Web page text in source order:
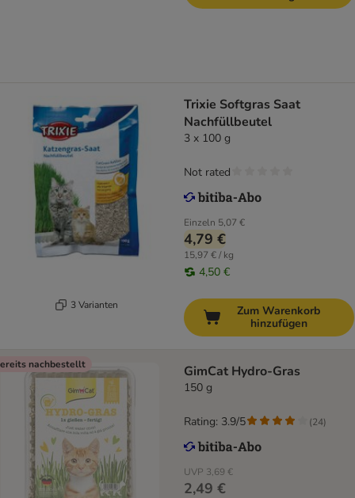
3 Varianten
Trixie Softgras Saat
Nachfüllbeutel
3 x 100 g
Einzeln 5,07 €
4,79 €
15,97 € / kg
4,50 €
Not rated
Zum Warenkorb
hinzufügen
nachbestellt GimCat Hydro-Gras
150 g
UVP 3,69 €
2,49 €
Rating: 3.9/5 (24)